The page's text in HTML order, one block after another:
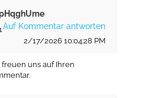
Auf Kommentar antworten
2/17/2026 10:04:28 PM
uns auf Ihren